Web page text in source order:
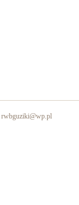
rwbguziki@wp.pl